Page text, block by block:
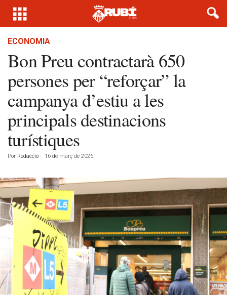
ECONOMIA
Bon Preu contractarà 650
persones per “reforçar” la
campanya d’estiu a les
principals destinacions
turístiques
Por Redacció - 16 de març de 2026